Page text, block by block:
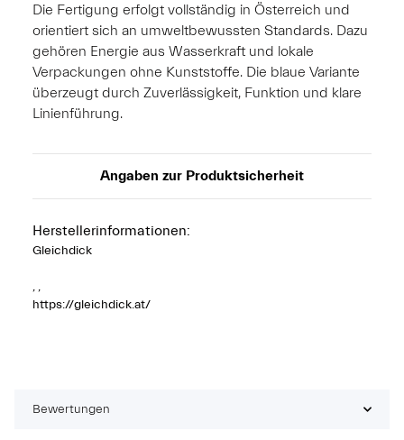
Die Fertigung erfolgt vollständig in Österreich und
orientiert sich an umweltbewussten Standards. Dazu
gehören Energie aus Wasserkraft und lokale
Verpackungen ohne Kunststoffe. Die blaue Variante
überzeugt durch Zuverlässigkeit, Funktion und klare
Linienführung.
Angaben zur Produktsicherheit
Herstellerinformationen:
Gleichdick
, ,
https://gleichdick.at/
Bewertungen